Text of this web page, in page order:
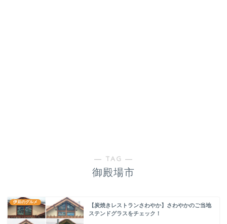
― TAG ―
御殿場市
伊豆のグルメ
【炭焼きレストランさわやか】さわやかのご当地
ステンドグラスをチェック！